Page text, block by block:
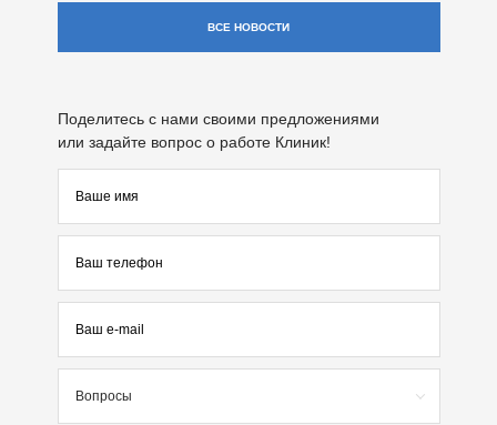
ВСЕ НОВОСТИ
Поделитесь с нами своими предложениями
или задайте вопрос о работе Клиник!
Вопросы